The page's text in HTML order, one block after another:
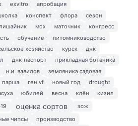
exvitro
апробация
конспект флора
сезон
мох маточник
конгресс
обучение
питомниководство
хозяйство курск
днк
днк-паспорт
прикладная ботаника
н.и. вавилов
земляника садовая
парша ген vf новый год
drought
юбилей весна клён
кизил
оценка сортов
зож
чипсы
производство